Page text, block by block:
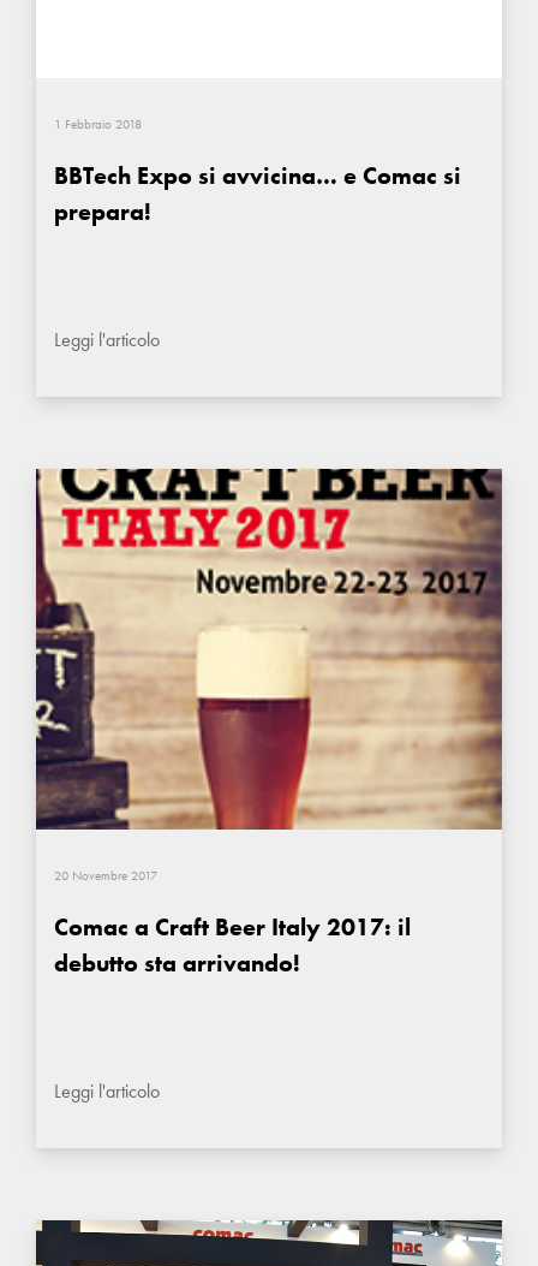
1 Febbraio 2018
BBTech Expo si avvicina… e Comac si
prepara!
Leggi l'articolo
20 Novembre 2017
Comac a Craft Beer Italy 2017: il
debutto sta arrivando!
Leggi l'articolo